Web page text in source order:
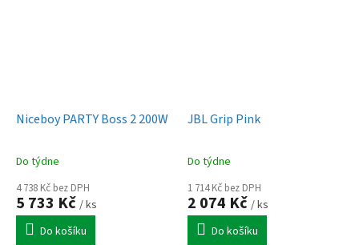
Niceboy PARTY Boss 2 200W
Do týdne
4 738 Kč bez DPH
5 733 Kč / ks
Do košíku
JBL Grip Pink
Do týdne
1 714 Kč bez DPH
2 074 Kč / ks
Do košíku